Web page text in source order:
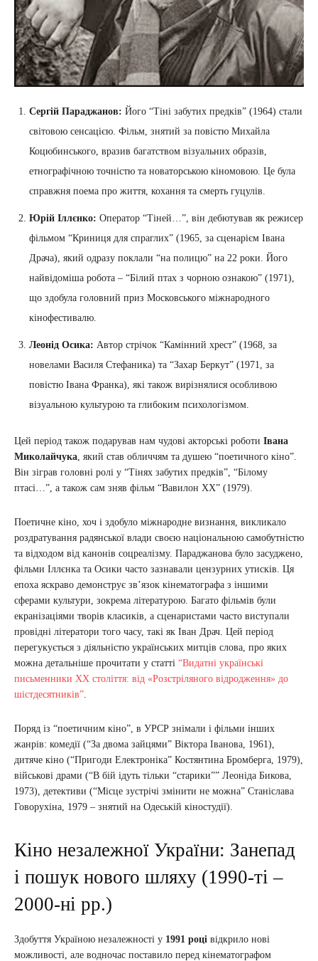
Сергій Параджанов: Його “Тіні забутих предків” (1964) стали
світовою сенсацією. Фільм, знятий за повістю Михайла
Коцюбинського, вразив багатством візуальних образів,
етнографічною точністю та новаторською кіномовою. Це була
справжня поема про життя, кохання та смерть гуцулів.
Юрій Іллєнко: Оператор “Тіней…”, він дебютував як режисер
фільмом “Криниця для спраглих” (1965, за сценарієм Івана
Драча), який одразу поклали “на полицю” на 22 роки. Його
найвідоміша робота – “Білий птах з чорною ознакою” (1971),
що здобула головний приз Московського міжнародного
кінофестивалю.
Леонід Осика: Автор стрічок “Камінний хрест” (1968, за
новелами Василя Стефаника) та “Захар Беркут” (1971, за
повістю Івана Франка), які також вирізнялися особливою
візуальною культурою та глибоким психологізмом.
Цей період також подарував нам чудові акторські роботи Івана
Миколайчука , який став обличчям та душею “поетичного кіно”.
Він зіграв головні ролі у “Тінях забутих предків”, “Білому
птасі…”, а також сам зняв фільм “Вавилон XX” (1979).
Поетичне кіно, хоч і здобуло міжнародне визнання, викликало
роздратування радянської влади своєю національною самобутністю
та відходом від канонів соцреалізму. Параджанова було засуджено,
фільми Іллєнка та Осики часто зазнавали цензурних утисків. Ця
епоха яскраво демонструє зв’язок кінематографа з іншими
сферами культури, зокрема літературою. Багато фільмів були
екранізаціями творів класиків, а сценаристами часто виступали
провідні літератори того часу, такі як Іван Драч. Цей період
перегукується з діяльністю українських митців слова, про яких
можна детальніше прочитати у статті “Видатні українські
письменники ХХ століття: від «Розстріляного відродження» до
шістдесятників”
Поряд із “поетичним кіно”, в УРСР знімали і фільми інших
жанрів: комедії (“За двома зайцями” Віктора Іванова, 1961),
дитяче кіно (“Пригоди Електроніка” Костянтина Бромберга, 1979),
військові драми (“В бій ідуть тільки “старики”” Леоніда Бикова,
1973), детективи (“Місце зустрічі змінити не можна” Станіслава
Говорухіна, 1979 – знятий на Одеській кіностудії).
Кіно незалежної України: Занепад
і пошук нового шляху (1990-ті –
2000-ні рр.)
Здобуття Україною незалежності у 1991 році відкрило нові
можливості, але водночас поставило перед кінематографом